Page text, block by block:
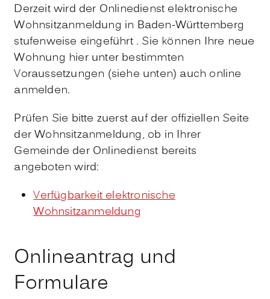
Derzeit wird der Onlinedienst elektronische
Wohnsitzanmeldung in Baden-Württemberg
stufenweise eingeführt . Sie können Ihre neue
Wohnung hier unter bestimmten
Voraussetzungen (siehe unten) auch online
anmelden.
Prüfen Sie bitte zuerst auf der offiziellen Seite
der Wohnsitzanmeldung, ob in Ihrer
Gemeinde der Onlinedienst bereits
angeboten wird:
Verfügbarkeit elektronische
Wohnsitzanmeldung
Onlineantrag und
Formulare